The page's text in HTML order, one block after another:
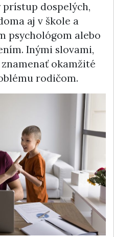
dospelých,
aj v škole a
psychológom alebo
Inými slovami,
okamžité
rodičom.